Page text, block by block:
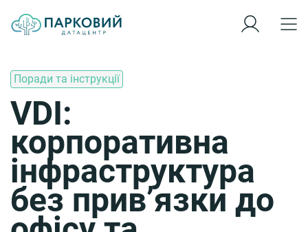
Поради та інструкції
VDI:
корпоративна
інфраструктура
без прив’язки до